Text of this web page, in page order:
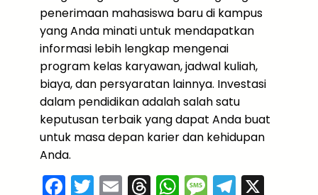
penerimaan mahasiswa baru di kampus
yang Anda minati untuk mendapatkan
informasi lebih lengkap mengenai
program kelas karyawan, jadwal kuliah,
biaya, dan persyaratan lainnya. Investasi
dalam pendidikan adalah salah satu
keputusan terbaik yang dapat Anda buat
untuk masa depan karier dan kehidupan
Anda.
F T E T W M T